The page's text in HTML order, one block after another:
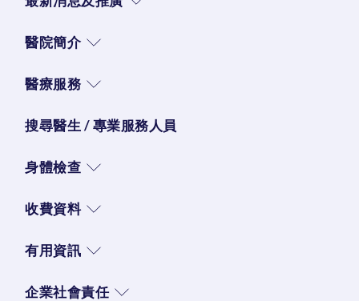
醫院簡介
醫療服務
搜尋醫生 / 專業服務人員
身體檢查
收費資料
有用資訊
企業社會責任